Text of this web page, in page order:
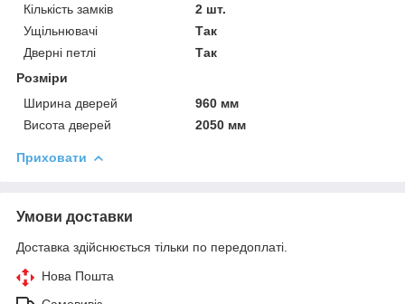
Кількість замків
2 шт.
Ущільнювачі
Так
Дверні петлі
Так
Розміри
Ширина дверей
960 мм
Висота дверей
2050 мм
Приховати
Умови доставки
Доставка здійснюється тільки по передоплаті.
Нова Пошта